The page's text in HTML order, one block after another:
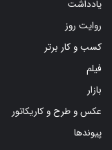
روایت روز
کسب و کار برتر
فیلم
بازار
عکس و طرح و کاریکاتور
پیوندها